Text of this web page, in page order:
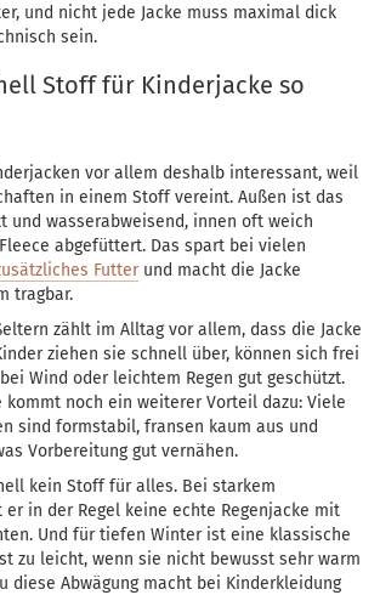
und nicht jede Jacke muss maximal dick
sein.
Stoff für Kinderjacke so
vor allem deshalb interessant, weil
in einem Stoff vereint. Außen ist das
und wasserabweisend, innen oft weich
abgefüttert. Das spart bei vielen
Futterund macht die Jacke
tragbar.
zählt im Alltag vor allem, dass die Jacke
ziehen sie schnell über, können sich frei
Wind oder leichtem Regen gut geschützt.
kommt noch ein weiterer Vorteil dazu: Viele
sind formstabil, fransen kaum aus und
Vorbereitung gut vernähen.
kein Stoff für alles. Bei starkem
er in der Regel keine echte Regenjacke mit
Und für tiefen Winter ist eine klassische
zu leicht, wenn sie nicht bewusst sehr warm
diese Abwägung macht bei Kinderkleidung